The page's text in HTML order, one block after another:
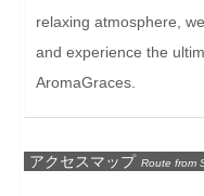
relaxing atmosphere,
and experience the
AromaGraces.
アクセスマップ Route from